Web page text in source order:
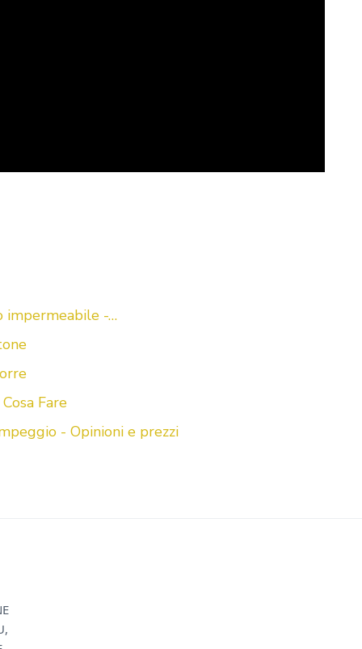
impermeabile -…
Fare
- Opinioni e prezzi